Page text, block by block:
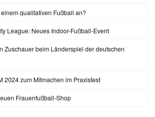
qualitativen Fußball an?
League: Neues Indoor-Fußball-Event
Zuschauer beim Länderspiel der deutschen
2024 zum Mitmachen im Praxistest
Frauenfußball-Shop